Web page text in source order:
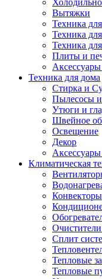
Вытяжки
Техника
Техника
Техника
Плиты и
Техника для дома
Стирка и
Пылесосы и
Утюги и
Швейное
Освещение
Декор
Климатическая
Конвекторы
Очистители
Сплит
Тепловые
Тепловые